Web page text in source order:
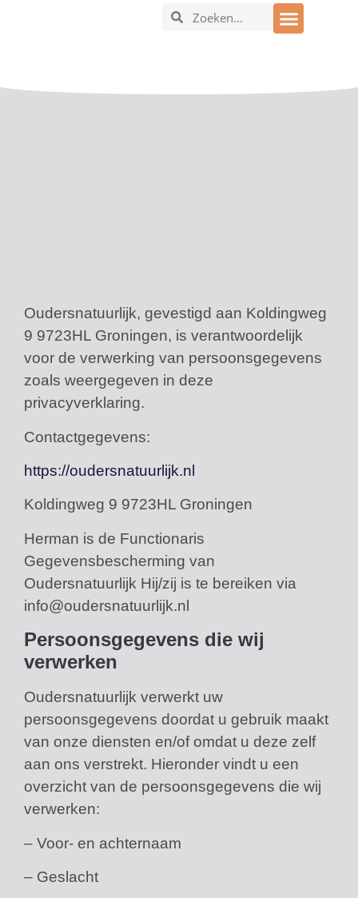
Oudersnatuurlijk, gevestigd aan Koldingweg
9 9723HL Groningen, is verantwoordelijk
voor de verwerking van persoonsgegevens
zoals weergegeven in deze
privacyverklaring.
Contactgegevens:
https://oudersnatuurlijk.nl
Koldingweg 9 9723HL Groningen
Herman is de Functionaris
Gegevensbescherming van
Oudersnatuurlijk Hij/zij is te bereiken via
info@oudersnatuurlijk.nl
Persoonsgegevens die wij
verwerken
Oudersnatuurlijk verwerkt uw
persoonsgegevens doordat u gebruik maakt
van onze diensten en/of omdat u deze zelf
aan ons verstrekt. Hieronder vindt u een
overzicht van de persoonsgegevens die wij
verwerken:
– Voor- en achternaam
– Geslacht